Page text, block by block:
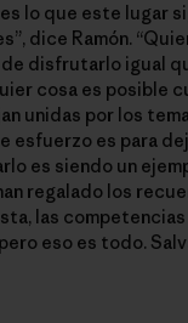
lo que este lugar
dice Ramón.
disfrutarlo igual
cosa es posible
unidas por los
esfuerzo es para
es siendo un
regalado los
las
eso es todo.